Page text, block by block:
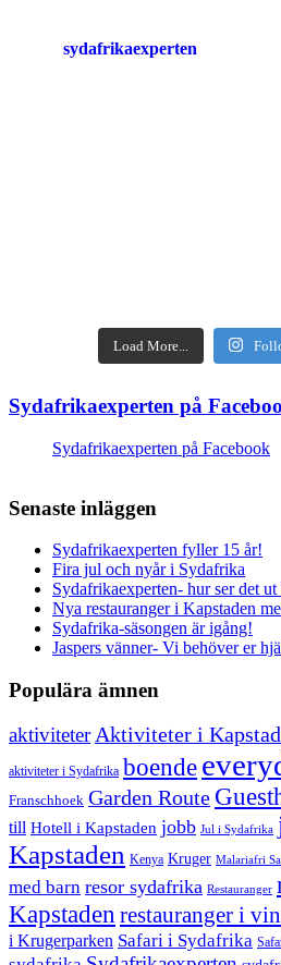
sydafrikaexperten
Load More...
Sydafrikaexperten på
Sydafrikaexperten på Facebook
Senaste inläggen
Sydafrikaexperten fyller 15 år!
Fira jul och nyår i Sydafrika
Sydafrikaexperten- hur ser det ut
Nya restauranger i Kapstaden
Sydafrika-säsongen är igång!
Jaspers vänner- Vi behöver er
Populära ämnen
aktiviteter Aktiviteter i
aktiviteter i Sydafrika boende
Franschhoek Garden Route
till Hotell i Kapstaden jobb Jul i Sydafrika
Kapstaden Kenya Kruger Malariafri
med barn resor sydafrika Restauranger
Kapstaden restauranger i
i Krugerparken Safari i Sydafrika